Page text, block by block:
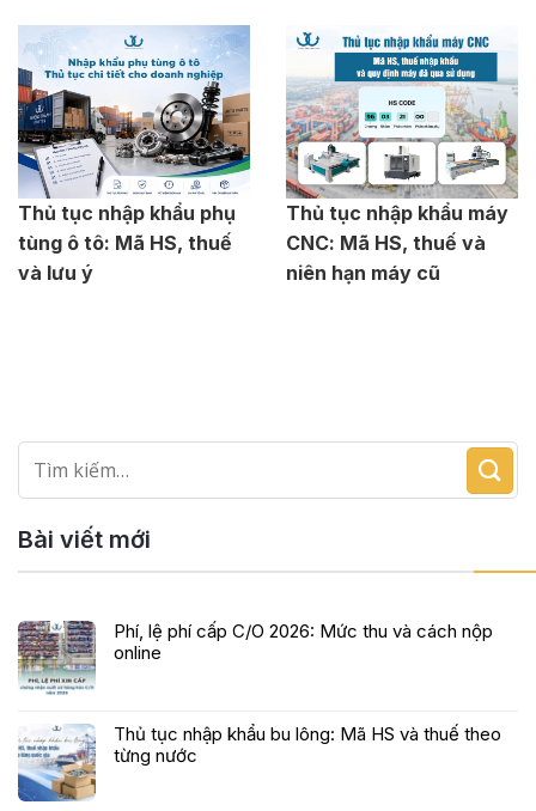
Thủ tục nhập khẩu phụ
tùng ô tô: Mã HS, thuế
và lưu ý
Thủ tục nhập khẩu máy
CNC: Mã HS, thuế và
niên hạn máy cũ
Bài viết mới
Phí, lệ phí cấp C/O 2026: Mức thu và cách nộp
online
Thủ tục nhập khẩu bu lông: Mã HS và thuế theo
từng nước